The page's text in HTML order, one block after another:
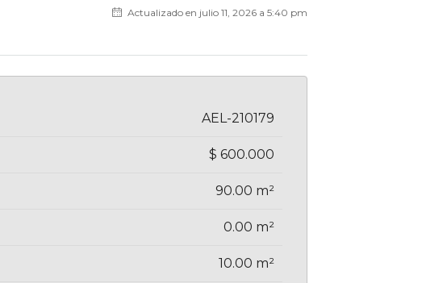
Actualizado en julio 11, 2026 a 5:40 pm
AEL-210179
$ 600.000
90.00 m²
0.00 m²
10.00 m²